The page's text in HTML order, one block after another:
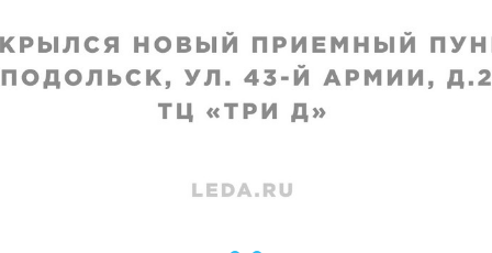
недели